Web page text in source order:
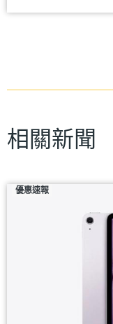
相關新聞
優惠速報